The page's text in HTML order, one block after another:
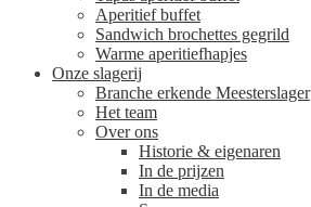
Aperitief buffet
Sandwich brochettes gegrild
Warme aperitiefhapjes
Onze slagerij
Branche erkende Meesterslager
Het team
Over ons
Historie & eigenaren
In de prijzen
In de media